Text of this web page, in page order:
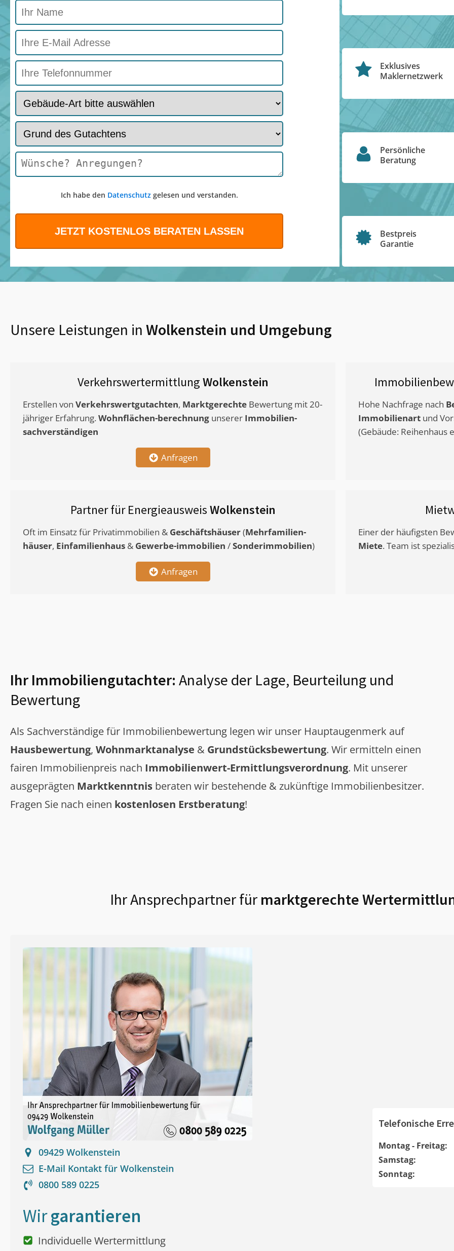
Ich habe den Datenschutzgelesen und verstanden.
Exklusives
Maklernetzwerk
Persönliche
Beratung
Bestpreis
Garantie
Unsere Leistungen in Wolkenstein und Umgebung
VerkehrswertermittlungWolkenstein
Erstellen von Verkehrswertgutachten, Marktgerechte Bewertung mit 20-
jähriger Erfahrung. Wohnflächen-berechnung unserer Immobilien-
sachverständigen
Anfragen
Hohe Nachfrage nach
Immobilienart und
(Gebäude: Reihenhaus
Partner für EnergieausweisWolkenstein
Oft im Einsatz für Privatimmobilien & Geschäftshäuser(Mehrfamilien-
häuser, Einfamilienhaus & Gewerbe-immobilien /Sonderimmobilien)
Anfragen
Einer der häufigsten
Miete. Team ist
Ihr Immobiliengutachter: Analyse der Lage, Beurteilung und
Bewertung
Als Sachverständige für Immobilienbewertung legen wir unser Hauptaugenmerk auf
Hausbewertung, Wohnmarktanalyse & Grundstücksbewertung. Wir ermitteln einen
fairen Immobilienpreis nach Immobilienwert-Ermittlungsverordnung. Mit unserer
ausgeprägten Marktkenntnis beraten wir bestehende & zukünftige Immobilienbesitzer.
Fragen Sie nach einen kostenlosen Erstberatung!
Ihr Ansprechpartner für marktgerechte
09429 Wolkenstein
E-Mail Kontakt für Wolkenstein
0800 589 0225
Telefonische
Montag - Freitag:
Samstag:
Sonntag:
Wirgarantieren
Individuelle Wertermittlung